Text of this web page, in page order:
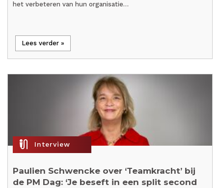
het verbeteren van hun organisatie…
Lees verder »
mic_external_on Interview
Paulien Schwencke over ‘Teamkracht’ bij
de PM Dag: ‘Je beseft in een split second